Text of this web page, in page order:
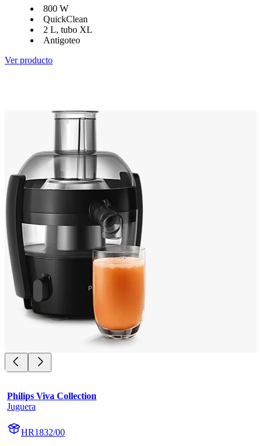
800 W
QuickClean
2 L, tubo XL
Antigoteo
Ver producto
Philips Viva Collection
Juguera
HR1832/00